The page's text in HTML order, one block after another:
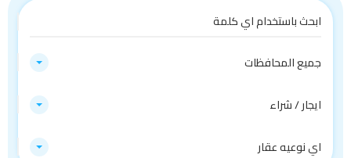
جميع المحافظات
ايجار / شراء
اي نوعيه عقار